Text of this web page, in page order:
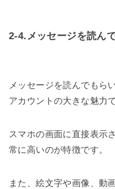
2-4.メッセージを読ん
メッセージを読んでもら
アカウントの大きな魅力で
スマホの画面に直接表示
常に高いのが特徴です。
また、絵文字や画像、動